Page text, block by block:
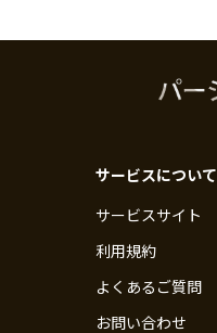
サービスについて
サービスサイト
利用規約
よくあるご質問
お問い合わせ